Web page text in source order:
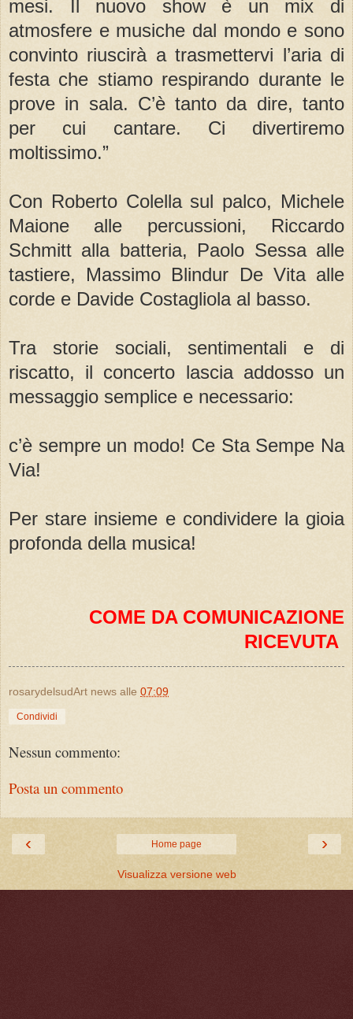
mesi. Il nuovo show è un mix di
atmosfere e musiche dal mondo e sono
convinto riuscirà a trasmettervi l’aria di
festa che stiamo respirando durante le
prove in sala. C’è tanto da dire, tanto
per cui cantare. Ci divertiremo
moltissimo.”
Con Roberto Colella sul palco, Michele
Maione alle percussioni, Riccardo
Schmitt alla batteria, Paolo Sessa alle
tastiere, Massimo Blindur De Vita alle
corde e Davide Costagliola al basso.
Tra storie sociali, sentimentali e di
riscatto, il concerto lascia addosso un
messaggio semplice e necessario:
c’è sempre un modo! Ce Sta Sempe Na
Via!
Per stare insieme e condividere la gioia
profonda della musica!
COME DA COMUNICAZIONE
RICEVUTA
rosarydelsudArt news alle 07:09
Condividi
Nessun commento:
Posta un commento
‹ ›
Home page
Visualizza versione web